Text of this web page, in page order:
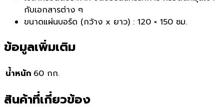
กับเอกสารต่าง ๆ
ขนาดแผ่นบอร์ด (กว้าง x ยาว) : 120 × 150 ซม.
ข้อมูลเพิ่มเติม
น้ำหนัก 60 กก.
สินค้าที่เกี่ยวข้อง